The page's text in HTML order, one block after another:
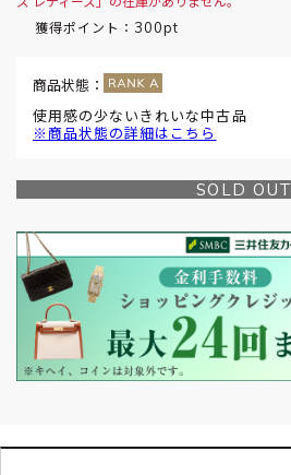
獲得ポイント： 300pt
商品状態：
使用感の少ないきれいな中古品
※商品状態の詳細はこちら
SOLD OUT